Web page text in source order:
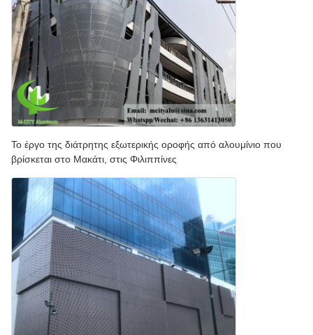
Το έργο της διάτρητης εξωτερικής οροφής από αλουμίνιο που
βρίσκεται στο Μακάτι, στις Φιλιππίνες